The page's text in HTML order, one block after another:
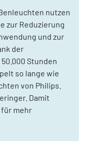
nutzen
zur Reduzierung
und zur
der
Stunden
so lange wie
von Philips.
Damit
mehr